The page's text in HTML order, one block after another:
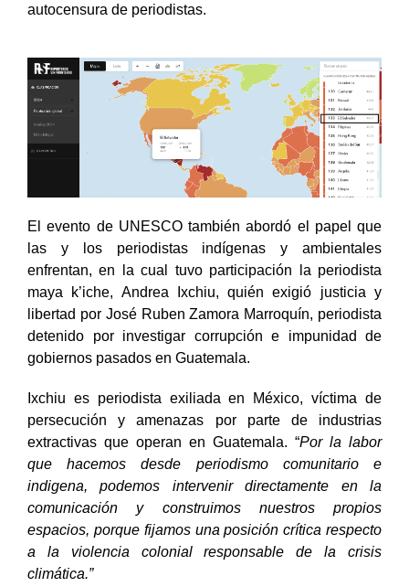
autocensura de periodistas.
El evento de UNESCO también abordó el papel que
las y los periodistas indígenas y ambientales
enfrentan, en la cual tuvo participación la periodista
maya k’iche, Andrea Ixchiu, quién exigió justicia y
libertad por José Ruben Zamora Marroquín, periodista
detenido por investigar corrupción e impunidad de
gobiernos pasados en Guatemala.
Ixchiu es periodista exiliada en México, víctima de
persecución y amenazas por parte de industrias
extractivas que operan en Guatemala. “Por la labor
que hacemos desde periodismo comunitario e
indigena, podemos intervenir directamente en la
comunicación y construimos nuestros propios
espacios, porque fijamos una posición crítica respecto
a la violencia colonial responsable de la crisis
climática.”